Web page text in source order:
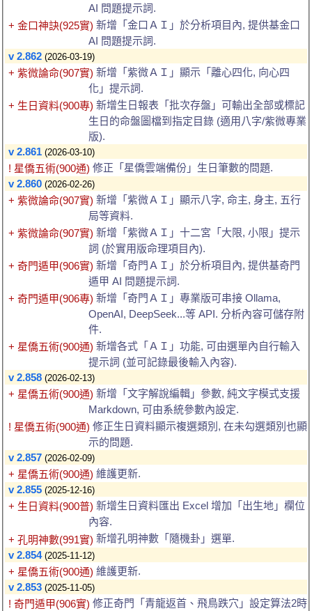
AI 問題提示詞.
+ 金口神訣(925實) 新增「金口ＡＩ」於分析項目內, 提供基金口
AI 問題提示詞.
v 2.862 (2026-03-19)
+ 紫微論命(907實) 新增「紫微ＡＩ」顯示「離心四化, 向心四
化」提示詞.
+ 生日資料(900專) 新增生日報表「批次存盤」可輸出全部或標記
生日的命盤圖檔到指定目錄 (適用八字/紫微專業
版).
v 2.861 (2026-03-10)
! 星僑五術(900通) 修正「星僑雲端備份」生日筆數的問題.
v 2.860 (2026-02-26)
+ 紫微論命(907實) 新增「紫微ＡＩ」顯示八字, 命主, 身主, 五行
局等資料.
+ 紫微論命(907實) 新增「紫微ＡＩ」十二宮「大限, 小限」提示
詞 (於實用版命理項目內).
+ 奇門遁甲(906實) 新增「奇門ＡＩ」於分析項目內, 提供基奇門
遁甲 AI 問題提示詞.
+ 奇門遁甲(906專) 新增「奇門ＡＩ」專業版可串接 Ollama,
OpenAI, DeepSeek...等 API. 分析內容可儲存附
件.
+ 星僑五術(900通) 新增各式「ＡＩ」功能, 可由選單內自行輸入
提示詞 (並可記錄最後輸入內容).
v 2.858 (2026-02-13)
+ 星僑五術(900通) 新增「文字解說編輯」參數, 純文字模式支援
Markdown, 可由系統參數內設定.
! 星僑五術(900通) 修正生日資料顯示複選類別, 在未勾選類別也顯
示的問題.
v 2.857 (2026-02-09)
+ 星僑五術(900通) 維護更新.
v 2.855 (2025-12-16)
+ 生日資料(900普) 新增生日資料匯出 Excel 增加「出生地」欄位
內容.
+ 孔明神數(991實) 新增孔明神數「隨機卦」選單.
v 2.854 (2025-11-12)
+ 星僑五術(900通) 維護更新.
v 2.853 (2025-11-05)
! 奇門遁甲(906實) 修正奇門「青龍返首、飛鳥跌穴」設定算法2時